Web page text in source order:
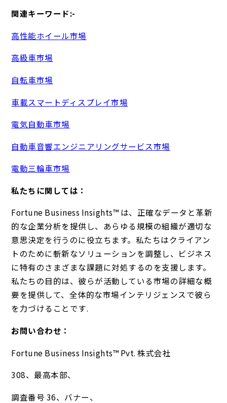
関連キーワード:-
高性能ホイール市場
高級車市場
自転車市場
車載スマートディスプレイ市場
電気自動車市場
自動車音響エンジニアリングサービス市場
電動三輪車市場
私たちに関しては：
Fortune Business Insights™ は、正確なデータと革新
的な企業分析を提供し、あらゆる規模の組織が適切な
意思決定を行うのに役立ちます。私たちはクライアン
トのために斬新なソリューションを調整し、ビジネス
に特有のさまざまな課題に対処するのを支援します。
私たちの目的は、彼らが活動している市場の詳細な概
要を提供して、全体的な市場インテリジェンスで彼ら
を力づけることです.
お問い合わせ：
Fortune Business Insights™ Pvt. 株式会社
308、最高本部、
調査番号 36、バナー、